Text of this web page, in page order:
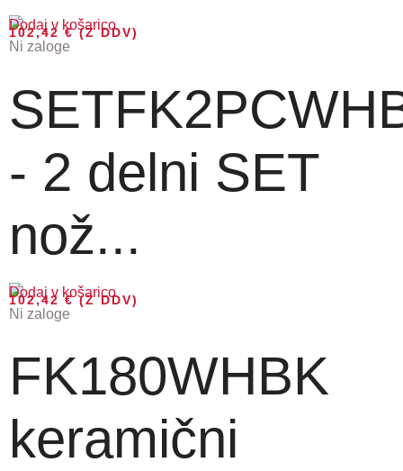
102,42€(Z DDV)
Dodaj v košarico
Ni zaloge
- 2 delni SET
nož...
102,42€(Z DDV)
Dodaj v košarico
Ni zaloge
FK180WHBK
keramični